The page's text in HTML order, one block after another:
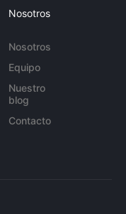
Nosotros
Nosotros
Equipo
Nuestro
blog
Contacto